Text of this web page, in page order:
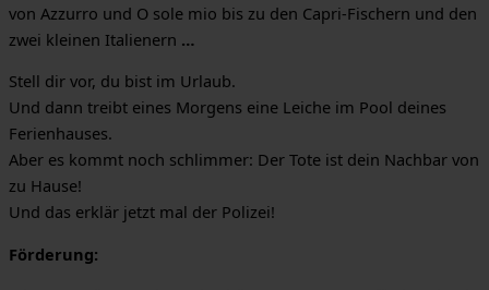
von Azzurro und O sole mio bis zu den Capri-Fischern und den
zwei kleinen Italienern …
Stell dir vor, du bist im Urlaub.
Und dann treibt eines Morgens eine Leiche im Pool deines
Ferienhauses.
Aber es kommt noch schlimmer: Der Tote ist dein Nachbar von
zu Hause!
​Und das erklär jetzt mal der Polizei!
Förderung: